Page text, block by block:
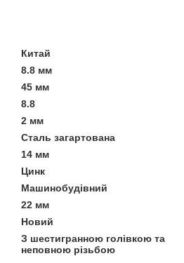
Китай
8.8 мм
45 мм
8.8
2 мм
Сталь загартована
14 мм
Цинк
Машинобудівний
22 мм
Новий
З шестигранною голівкою та
неповною різьбою